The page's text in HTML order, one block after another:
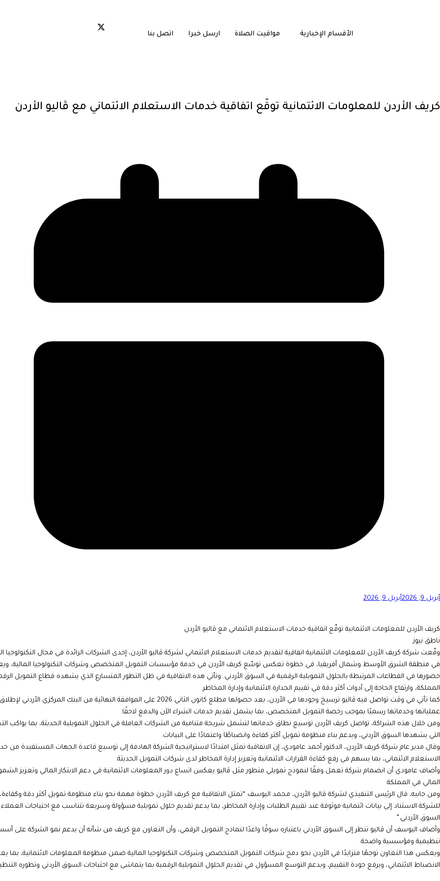
الأقسام الإخبارية مواقيت الصلاة ارسل خبرا اتصل بنا
كريف الأردن للمعلومات الائتمانية توقّع اتفاقية خدمات الاستعلام الائتماني مع ڤاليو الأردن
أبريل 9, 2026 أبريل 9, 2026
كريف الأردن للمعلومات الائتمانية توقّع اتفاقية خدمات الاستعلام الائتماني مع ڤاليو الأردن
ناطق نيوز
وقّعت شركة كريف الأردن للمعلومات الائتمانية اتفاقية لتقديم خدمات الاستعلام الائتماني لشركة ڤاليو الأردن، إحدى الشركات الرائدة في مجال التكنولوجيا
في منطقة الشرق الأوسط وشمال أفريقيا، في خطوة تعكس توسّع كريف الأردن في خدمة مؤسسات التمويل المتخصص وشركات التكنولوجيا المالية،
حضورها في القطاعات المرتبطة بالحلول التمويلية الرقمية في السوق الأردني. وتأتي هذه الاتفاقية في ظل التطور المتسارع الذي يشهده قطاع التمويل
المملكة، وارتفاع الحاجة إلى أدوات أكثر دقة في تقييم الجدارة الائتمانية وإدارة المخاطر.
كما تأتي في وقت تواصل فيه ڤاليو ترسيخ وجودها في الأردن، بعد حصولها مطلع كانون الثاني 2026 على الموافقة النهائية من البنك المركزي الأردني لإطلاق
عملياتها وخدماتها رسميًا بموجب رخصة التمويل المتخصص، بما يشمل تقديم خدمات الشراء الآن والدفع لاحقًا.
ومن خلال هذه الشراكة، تواصل كريف الأردن توسيع نطاق خدماتها لتشمل شريحة متنامية من الشركات العاملة في الحلول التمويلية الحديثة، بما يواكب
التي يشهدها السوق الأردني، ويدعم بناء منظومة تمويل أكثر كفاءة وانضباطًا واعتمادًا على البيانات.
وقال مدير عام شركة كريف الأردن، الدكتور أحمد عامودي، إن الاتفاقية تمثل امتدادًا لاستراتيجية الشركة الهادفة إلى توسيع قاعدة الجهات المستفيدة من
الاستعلام الائتماني، بما يسهم في رفع كفاءة القرارات الائتمانية وتعزيز إدارة المخاطر لدى شركات التمويل الحديثة.
وأضاف عامودي أن انضمام شركة تعمل وفقًا لنموذج تمويلي متطور مثل ڤاليو يعكس اتساع دور المعلومات الائتمانية في دعم الابتكار المالي وتعزيز
المالي في المملكة.
ومن جانبه، قال الرئيس التنفيذي لشركة ڤاليو الأردن، محمد اليوسف “تمثل الاتفاقية مع كريف الأردن خطوة مهمة نحو بناء منظومة تمويل أكثر دقة وكفاءة،
للشركة الاستناد إلى بيانات ائتمانية موثوقة عند تقييم الطلبات وإدارة المخاطر، بما يدعم تقديم حلول تمويلية مسؤولة وسريعة تتناسب مع احتياجات
السوق الأردني.”
وأضاف اليوسف أن ڤاليو تنظر إلى السوق الأردني باعتباره سوقًا واعدًا لنماذج التمويل الرقمي، وأن التعاون مع كريف من شأنه أن يدعم نمو الشركة على
تنظيمية ومؤسسية واضحة.
ويعكس هذا التعاون توجهًا متزايدًا في الأردن نحو دمج شركات التمويل المتخصص وشركات التكنولوجيا المالية ضمن منظومة المعلومات الائتمانية، بما
الانضباط الائتماني، ويرفع جودة التقييم، ويدعم التوسع المسؤول في تقديم الحلول التمويلية الرقمية بما يتماشى مع احتياجات السوق الأردني وتطوره